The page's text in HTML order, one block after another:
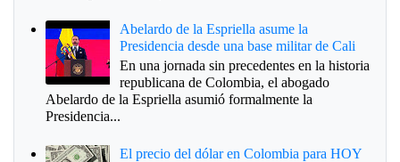
Abelardo de la Espriella asume la
Presidencia desde una base militar de Cali
En una jornada sin precedentes en la historia
republicana de Colombia, el abogado
Abelardo de la Espriella asumió formalmente la
Presidencia...
El precio del dólar en Colombia para HOY